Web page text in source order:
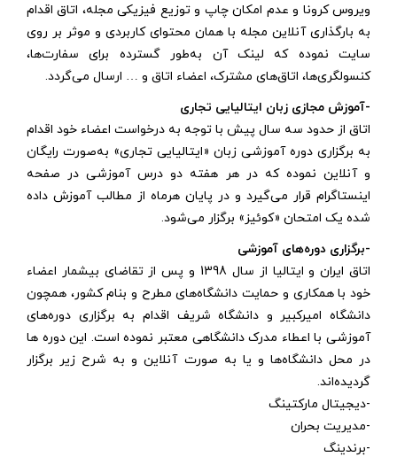
ویروس کرونا و عدم امکان چاپ و توزیع فیزیکی مجله، اتاق اقدام
به بارگذاری آنلاین مجله با همان محتوای کاربردی و موثر بر روی
سایت نموده که لینک آن به‌طور گسترده برای سفارت‌ها،
کنسولگری‌ها، اتاق‌های مشترک، اعضاء اتاق و … ارسال می‌گردد.
-آموزش مجازی زبان ایتالیایی تجاری
اتاق از حدود سه سال پیش با توجه به درخواست اعضاء خود اقدام
به برگزاری دوره آموزشی زبان «ایتالیایی تجاری» به‌صورت رایگان
و آنلاین نموده که در هر هفته دو درس آموزشی در صفحه
اینستاگرام قرار می‌گیرد و در پایان هرماه از مطالب آموزش داده
شده یک امتحان «کوئیز» برگزار می‌شود.
-برگزاری دوره‌های آموزشی
اتاق ایران و ایتالیا از سال 1398 و پس از تقاضای بیشمار اعضاء
خود با همکاری و حمایت دانشگاه‌های مطرح و بنام کشور، همچون
دانشگاه امیرکبیر و دانشگاه شریف اقدام به برگزاری دوره‌های
آموزشی با اعطاء مدرک دانشگاهی معتبر نموده است. این دوره ها
در محل دانشگاه‌ها و یا به صورت آنلاین و به شرح زیر برگزار
گردیده‌اند.
-دیجیتال مارکتینگ
-مدیریت بحران
-برندینگ